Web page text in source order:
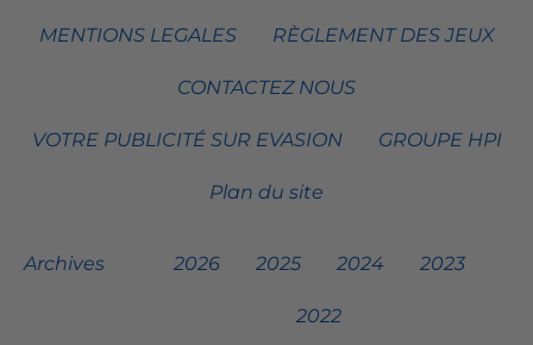
MENTIONS LEGALES RÈGLEMENT DES JEUX
CONTACTEZ NOUS
VOTRE PUBLICITÉ SUR EVASION GROUPE HPI
Plan du site
Archives 2026 2025 2024 2023
2022